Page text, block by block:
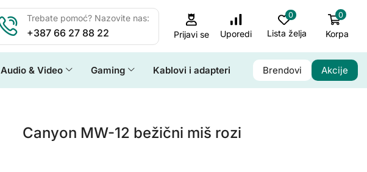
Trebate pomoć? Nazovite nas:
+387 66 27 88 22 Prijavi se Uporedi
0
Lista želja
0
Korpa
Audio & Video Gaming Kablovi i adapteri Brendovi Akcije
Canyon MW-12 bežični miš rozi